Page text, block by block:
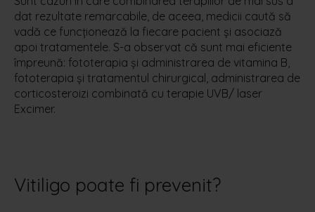
dat rezultate remarcabile, de aceea, medicii caută să
vadă ce funcționează la fiecare pacient și asociază
apoi tratamentele. S-a observat că sunt mai eficiente
împreună: fototerapia și administrarea de vitamina B,
fototerapia și tratamentul chirurgical, administrarea de
corticosteroizi combinată cu terapie UVB/ laser
Excimer.
Vitiligo poate fi prevenit?